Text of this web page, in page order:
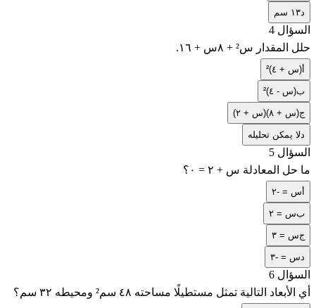
د١٣ سم
السؤال 4
حلل المقدار س² + ٨س + ١٦.
أ(س + ٤)²
ب(س - ٤)²
ج(س + ٨)(س + ٢)
دلا يمكن تحليله
السؤال 5
ما حل المعادلة س + ٢ = ٠؟
أس = -٢
بس = ٢
جس = ٣
دس = -٣
السؤال 6
أي الأبعاد التالية تمثل مستطيلًا مساحته ٤٨ سم² ومحيطه ٣٢ سم؟